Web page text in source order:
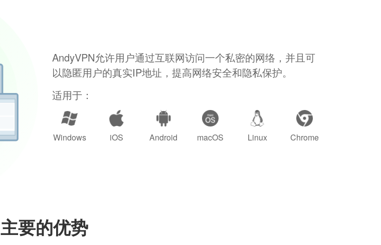
AndyVPN允许用户通过互联网访问一个私密的网络，并且可
以隐匿用户的真实IP地址，提高网络安全和隐私保护。
适用于：
Windows iOS Android macOS Linux Chrome
主要的优势